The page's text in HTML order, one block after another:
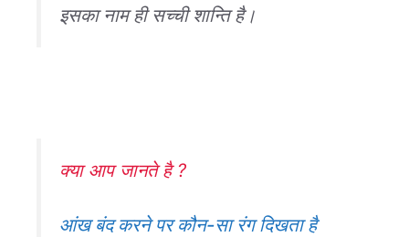
इसका नाम ही सच्ची शान्ति है।
क्या आप जानते है ?
आंख बंद करने पर कौन-सा रंग दिखता है